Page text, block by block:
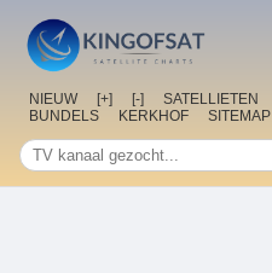
NIEUW [+] [-] SATELLIETEN
BUNDELS
KERKHOF SITEMAP